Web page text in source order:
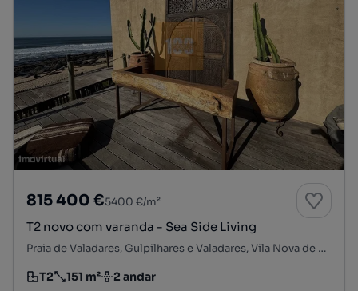
815 400 €5400 €/m²
T2 novo com varanda - Sea Side Living
Praia de Valadares, Gulpilhares e Valadares, Vila Nova de Gaia, Porto
Tipologia
T2
Preço por metro quadrado
151 m²
Andar 2 andar